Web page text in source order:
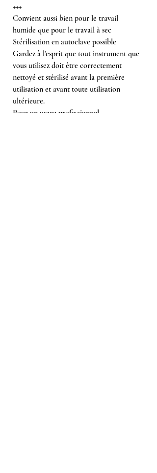
+++
Convient aussi bien pour le travail
humide que pour le travail à sec
Stérilisation en autoclave possible
Gardez à l’esprit que tout instrument que
vous utilisez doit être correctement
nettoyé et stérilisé avant la première
utilisation et avant toute utilisation
ultérieure.
Pour un usage professionnel.